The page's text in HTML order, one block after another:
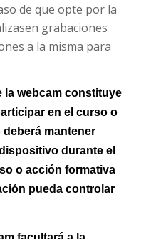
de que opte por la
grabaciones
a la misma para
la webcam constituye
en el curso o
mantener
durante el
o acción formativa
pueda controlar